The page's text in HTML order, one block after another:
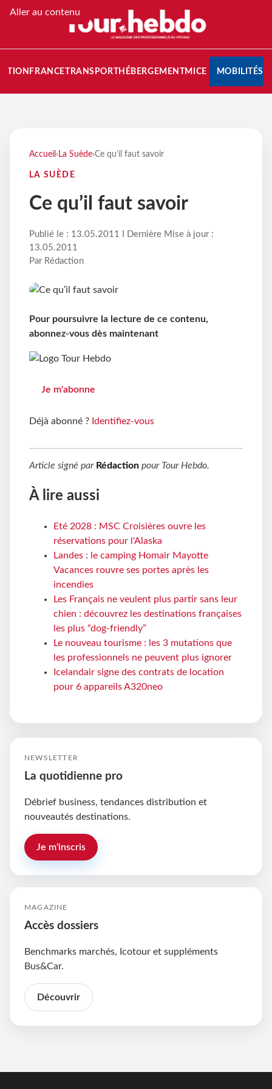
Aller au contenu
FRANCETRANSPORT HÉBERGEMENTMICE MOBILITÉS
Accueil › La Suède›Ce qu’il faut savoir
LA SUÈDE
Ce qu’il faut savoir
Publié le : 13.05.2011 I Dernière Mise à jour :
13.05.2011
Par Rédaction
Pour poursuivre la lecture de ce contenu,
abonnez-vous dès maintenant
Je m'abonne
Déjà abonné ? Identifiez-vous
Article signé par Rédaction pour Tour Hebdo.
À lire aussi
Eté 2028 : MSC Croisières ouvre les
réservations pour l'Alaska
Landes : le camping Homair Mayotte
Vacances rouvre ses portes après les
incendies
Les Français ne veulent plus partir sans leur
chien : découvrez les destinations françaises
les plus “dog-friendly”
Le nouveau tourisme : les 3 mutations que
les professionnels ne peuvent plus ignorer
Icelandair signe des contrats de location
pour 6 appareils A320neo
NEWSLETTER
La quotidienne pro
Débrief business, tendances distribution et
nouveautés destinations.
Je m'inscris
MAGAZINE
Accès dossiers
Benchmarks marchés, Icotour et suppléments
Bus&Car.
Découvrir